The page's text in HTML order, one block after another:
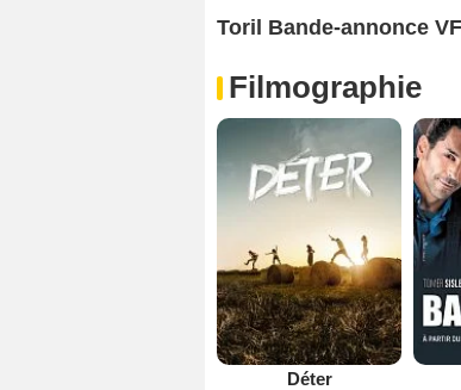
Toril Bande-annonce VF
Filmographie
Déter